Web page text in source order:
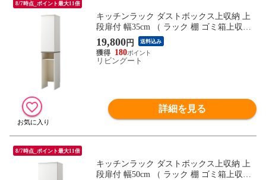
8/7時点_ポイント最大11倍
キッチンラック ダストボックス上収納 上
段扉付 幅35cm （ ラック 棚 ゴミ箱上収納
収納 ダストボックス ごみ箱 家具 隙間収納
食器棚 キッチン収納 台所 キッチン家具 シ
ンプル 可動棚 扉付 ）
19,800円 送料込み
180
リビングート
詳細を見る
8/7時点_ポイント最大11倍
キッチンラック ダストボックス上収納 上
段扉付 幅50cm （ ラック 棚 ゴミ箱上収納